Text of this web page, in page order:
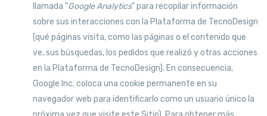
llamada "Google Analytics" para recopilar información
sobre sus interacciones con la Plataforma de TecnoDesign
(qué páginas visita, como las páginas o el contenido que
ve, sus búsquedas, los pedidos que realizó y otras acciones
en la Plataforma de TecnoDesign). En consecuencia,
Google Inc. coloca una cookie permanente en su
navegador web para identificarlo como un usuario único la